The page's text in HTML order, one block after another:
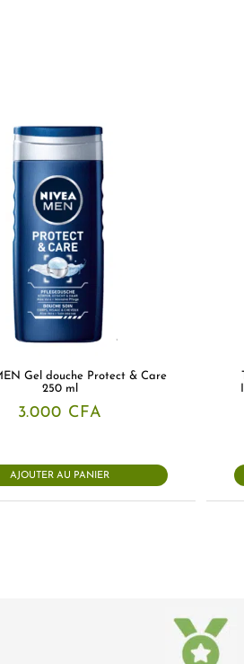
Gel douche Protect & Care
250 ml
3.000 CFA
AJOUTER AU PANIER